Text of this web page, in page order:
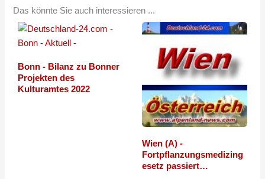
Das könnte Sie auch interessieren ...
Bonn - Bilanz zu Bonner
Projekten des
Kulturamtes 2022
Wien (A) -
Fortpflanzungsmedizing
esetz passiert…